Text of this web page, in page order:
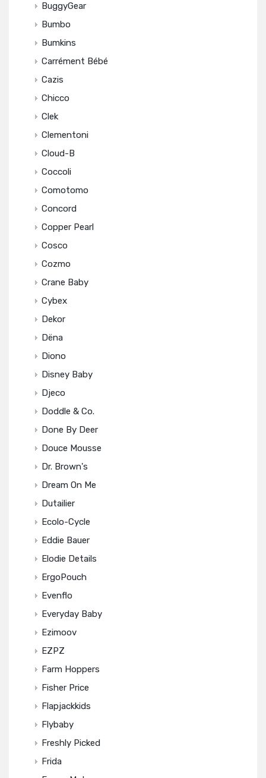
BuggyGear
Bumbo
Bumkins
Carrément Bébé
Cazis
Chicco
Clek
Clementoni
Cloud-B
Coccoli
Comotomo
Concord
Copper Pearl
Cosco
Cozmo
Crane Baby
Cybex
Dekor
Dëna
Diono
Disney Baby
Djeco
Doddle & Co.
Done By Deer
Douce Mousse
Dr. Brown's
Dream On Me
Dutailier
Ecolo-Cycle
Eddie Bauer
Elodie Details
ErgoPouch
Evenflo
Everyday Baby
Ezimoov
EZPZ
Farm Hoppers
Fisher Price
Flapjackkids
Flybaby
Freshly Picked
Frida